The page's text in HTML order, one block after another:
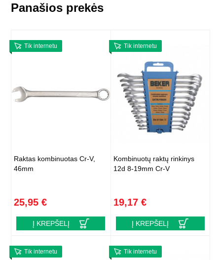
Panašios prekės
Tik internetu
Raktas kombinuotas Cr-V,
46mm
25,95 €
Į KREPŠELĮ
Tik internetu
Kombinuotų raktų rinkinys
12d 8-19mm Cr-V
19,17 €
Į KREPŠELĮ
Tik internetu Tik internetu